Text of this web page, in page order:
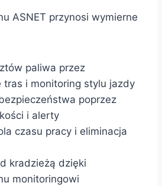
ASNET przynosi wymierne
paliwa przez
tras i monitoring stylu jazdy
poprzez
i alerty
czasu pracy i eliminacja
kradzieżą dzięki
monitoringowi